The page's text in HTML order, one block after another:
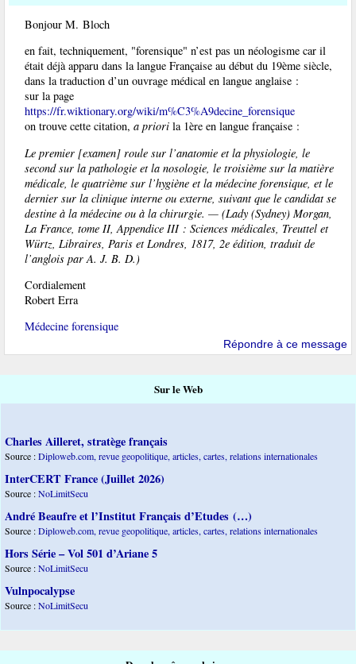
Bonjour M. Bloch
en fait, techniquement, "forensique" n’est pas un néologisme car il
était déjà apparu dans la langue Française au début du 19ème siècle,
dans la traduction d’un ouvrage médical en langue anglaise :
sur la page
https://fr.wiktionary.org/wiki/m%C3%A9decine_forensique
on trouve cette citation, a priori la 1ère en langue française :
Le premier [examen] roule sur l’anatomie et la physiologie, le
second sur la pathologie et la nosologie, le troisième sur la matière
médicale, le quatrième sur l’hygiène et la médecine forensique, et le
dernier sur la clinique interne ou externe, suivant que le candidat se
destine à la médecine ou à la chirurgie. — (Lady (Sydney) Morgan,
La France, tome II, Appendice III : Sciences médicales, Treuttel et
Würtz, Libraires, Paris et Londres, 1817, 2e édition, traduit de
l’anglois par A. J. B. D.)
Cordialement
Robert Erra
Médecine forensique
Répondre à ce message
Sur le Web
Charles Ailleret, stratège français
Source :Diploweb.com, revue geopolitique, articles, cartes, relations internationales
InterCERT France (Juillet 2026)
Source :NoLimitSecu
André Beaufre et l’Institut Français d’Etudes (…)
Source :Diploweb.com, revue geopolitique, articles, cartes, relations internationales
Hors Série – Vol 501 d’Ariane 5
Source :NoLimitSecu
Vulnpocalypse
Source :NoLimitSecu